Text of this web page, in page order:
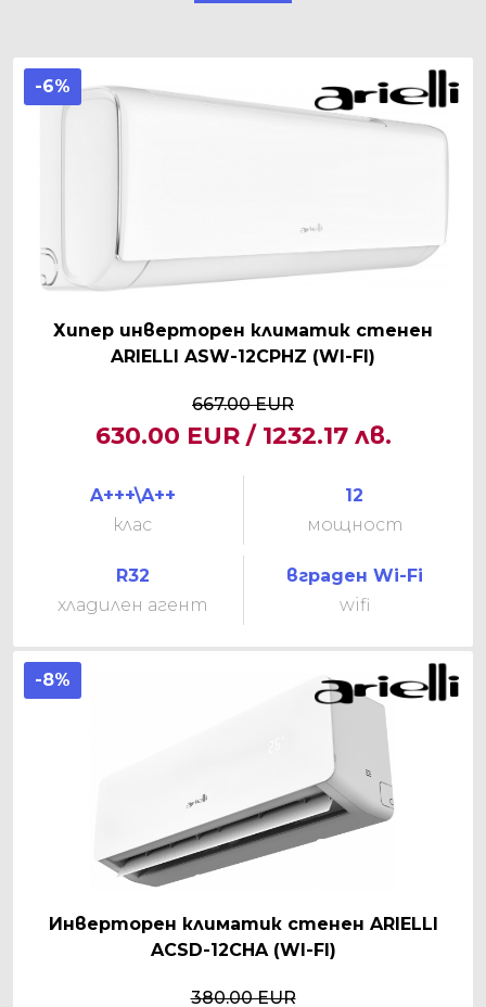
-6%
Хипер инверторен климатик стенен
ARIELLI ASW-12CPHZ (WI-FI)
667.00 EUR
630.00 EUR / 1232.17 лв.
A+++\A++
клас
12
мощност
R32
хладилен агент
вграден Wi-Fi
wifi
-8%
Инверторен климатик стенен ARIELLI
ACSD-12CHA (WI-FI)
380.00 EUR